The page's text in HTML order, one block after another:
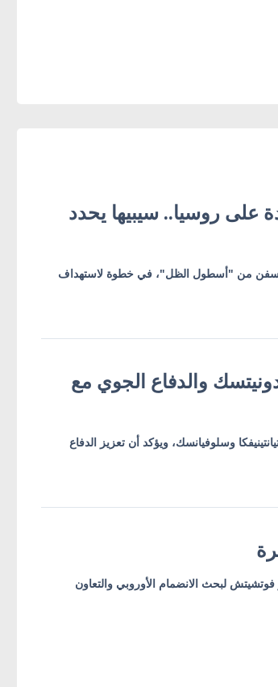
على روسيا.. سيبيها يحدد
تشمل 19 كياناً بينها 6 بنوك روسية و6 سفن من "أسطول الظل"، في خطوة لاستهداف
والدفاع الجوي مع
وسلوفيانسك، ويؤكد أن تعزيز الدفاع
لبحث الانضمام الأوروبي والتعاون